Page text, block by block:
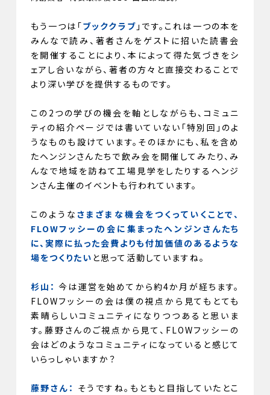
もう一つは「ブッククラブ 」です。これは一つの本を
みんなで読み、著者さんをゲストに招いた読書会
を開催することにより、本によって得た気づきをシ
ェアし合いながら、著者の方々と直接交わることで
より深い学びを提供するものです。
この2つの学びの機会を軸としながらも、コミュニ
ティの紹介ページでは書いていない「特別回」のよ
うなものも設けています。そのほかにも、私を含め
たヘンジンさんたちで飲み会を開催してみたり、み
んなで地域を訪ねて工場見学をしたりするヘンジ
ンさん主催のイベントも行われています。
このようなさまざまな機会をつくっていくことで、
FLOWフッシーの会に集まったヘンジンさんたち
に、実際に払った会費よりも付加価値のあるような
場をつくりたい と思って活動していますね。
杉山： 今は運営を始めてから約4か月が経ちます。
FLOWフッシーの会は僕の視点から見てもとても
素晴らしいコミュニティになりつつあると思いま
す。藤野さんのご視点から見て、FLOWフッシーの
会はどのようなコミュニティになっていると感じて
いらっしゃいますか？
藤野さん： そうですね。もともと目指していたとこ